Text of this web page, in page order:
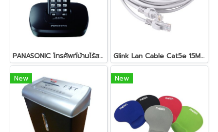
PANASONIC โทรศัพท์บ้านไร้สาย รุ่น KX-TG3600BXB (สอบถามราคา) Glink Lan Cable Cat5e 15M สายแลน สำเร็จรูปพร้อมใช้งาน
New New